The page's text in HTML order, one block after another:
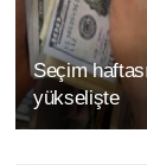
Seçim
yükselişte